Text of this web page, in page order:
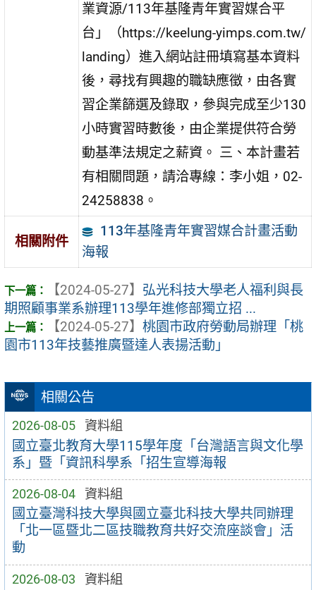
相關公告
2026-08-05 資料組
國立臺北教育大學115學年度「台灣語言與文化學
系」暨「資訊科學系「招生宣導海報
2026-08-04 資料組
國立臺灣科技大學與國立臺北科技大學共同辦理
「北一區暨北二區技職教育共好交流座談會」活
動
2026-08-03 資料組
業資源/113年基隆青年實習媒合平
台」（https://keelung-yimps.com.tw/
landing）進入網站註冊填寫基本資料
後，尋找有興趣的職缺應徵，由各實
習企業篩選及錄取，參與完成至少130
小時實習時數後，由企業提供符合勞
動基準法規定之薪資。 三、本計畫若
有相關問題，請洽專線：李小姐，02-
24258838。
相關附件
113年基隆青年實習媒合計畫活動
海報
【2024-05-27】 弘光科技大學老人福利與長
期照顧事業系辦理113學年進修部獨立招 ...
【2024-05-27】 桃園市政府勞動局辦理「桃
園市113年技藝推廣暨達人表揚活動」